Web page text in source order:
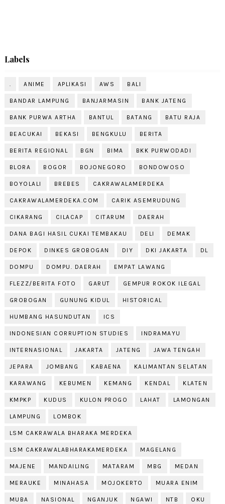
Labels
. ANIME APLIKASI AWS BALI
BANDAR LAMPUNG BANJARMASIN BANK JATENG
BANK PURWA ARTHA BANTUL BATANG BATU RAJA
BEACUKAI BEKASI BENGKULU BERITA
BERITA REGIONAL BGN BIMA BKK PURWODADI
BLORA BOGOR BOJONEGORO BONDOWOSO
BOYOLALI BREBES CAKRAWALAMERDEKA
CAKRAWALAMERDEKA.COM CARIK ASEMRUDUNG
CIKARANG CILACAP CITARUM DAERAH
DANA BAGI HASIL CUKAI TEMBAKAU DELI DEMAK
DEPOK DINKES GROBOGAN DIY DKI JAKARTA DL
DOMPU DOMPU. DAERAH EMPAT LAWANG
FLEZZ/BERITA FOTO GARUT GEMPUR ROKOK ILEGAL
GROBOGAN GUNUNG KIDUL HISTORICAL
HUMBANG HASUNDUTAN ICS
INDONESIAN CORRUPTION STUDIES INDRAMAYU
INTERNASIONAL JAKARTA JATENG JAWA TENGAH
JEPARA JOMBANG KABAENA KALIMANTAN SELATAN
KARAWANG KEBUMEN KEMANG KENDAL KLATEN
KMPKP KUDUS KULON PROGO LAHAT LAMONGAN
LAMPUNG LOMBOK
LSM CAKRAWALA BHARAKA MERDEKA
LSM CAKRAWALABHARAKAMERDEKA MAGELANG
MAJENE MANDAILING MATARAM MBG MEDAN
MERAUKE MINAHASA MOJOKERTO MUARA ENIM
MUBA NASIONAL NGANJUK NGAWI NTB OKU